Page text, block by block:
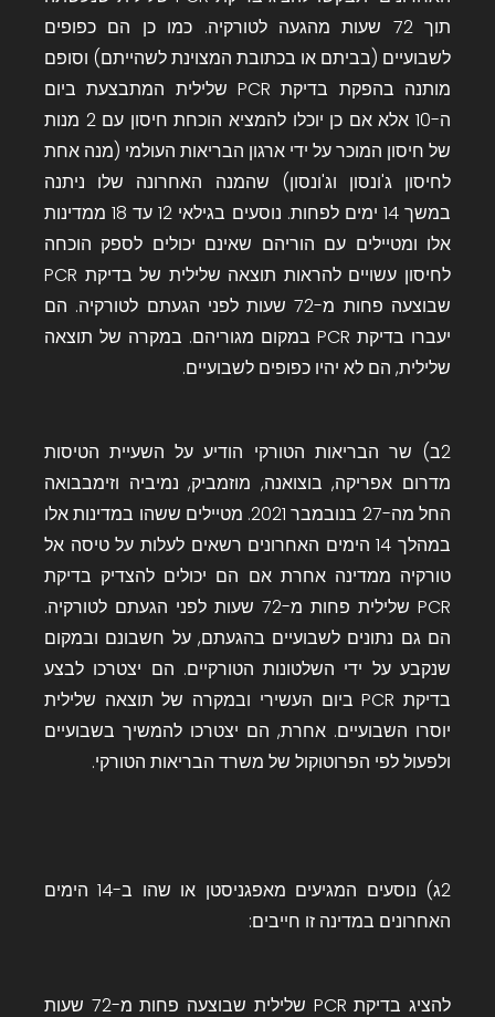
תוך 72 שעות מהגעה לטורקיה. כמו כן הם כפופים
לשבועיים (בביתם או בכתובת המצוינת לשהייתם) וסופם
מותנה בהפקת בדיקת PCR שלילית המתבצעת ביום
ה-10 אלא אם כן יוכלו להמציא הוכחת חיסון עם 2 מנות
של חיסון המוכר על ידי ארגון הבריאות העולמי (מנה אחת
לחיסון ג'ונסון וג'ונסון) שהמנה האחרונה שלו ניתנה
במשך 14 ימים לפחות. נוסעים בגילאי 12 עד 18 ממדינות
אלו ומטיילים עם הוריהם שאינם יכולים לספק הוכחה
לחיסון עשויים להראות תוצאה שלילית של בדיקת PCR
שבוצעה פחות מ-72 שעות לפני הגעתם לטורקיה. הם
יעברו בדיקת PCR במקום מגוריהם. במקרה של תוצאה
שלילית, הם לא יהיו כפופים לשבועיים.
2ב) שר הבריאות הטורקי הודיע על השעיית הטיסות
מדרום אפריקה, בוצואנה, מוזמביק, נמיביה וזימבבואה
החל מה-27 בנובמבר 2021. מטיילים ששהו במדינות אלו
במהלך 14 הימים האחרונים רשאים לעלות על טיסה אל
טורקיה ממדינה אחרת אם הם יכולים להצדיק בדיקת
PCR שלילית פחות מ-72 שעות לפני הגעתם לטורקיה.
הם גם נתונים לשבועיים בהגעתם, על חשבונם ובמקום
שנקבע על ידי השלטונות הטורקיים. הם יצטרכו לבצע
בדיקת PCR ביום העשירי ובמקרה של תוצאה שלילית
יוסרו השבועיים. אחרת, הם יצטרכו להמשיך בשבועיים
ולפעול לפי הפרוטוקול של משרד הבריאות הטורקי.
2ג) נוסעים המגיעים מאפגניסטן או שהו ב-14 הימים
האחרונים במדינה זו חייבים:
להציג בדיקת PCR שלילית שבוצעה פחות מ-72 שעות